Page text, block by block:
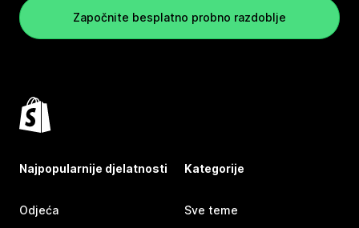
Započnite besplatno probno razdoblje
Najpopularnije djelatnosti
Odjeća
Kategorije
Sve teme